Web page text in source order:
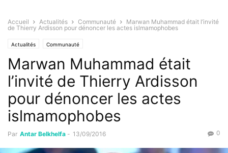
Accueil Actualités Communauté
Marwan Muhammad était l’invité
de Thierry Ardisson pour dénoncer les actes islmamophobes
Actualités Communauté
Marwan Muhammad était
l’invité de Thierry Ardisson
pour dénoncer les actes
islmamophobes
Par Antar Belkhelfa - 13/09/2016 0